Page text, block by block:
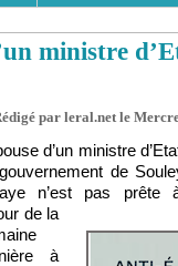
ministre
par leral.net le
d’un ministre
de
n’est pas prête
de la
à